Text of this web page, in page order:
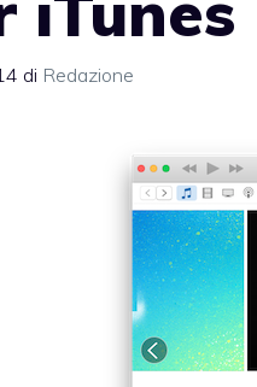
di Redazione